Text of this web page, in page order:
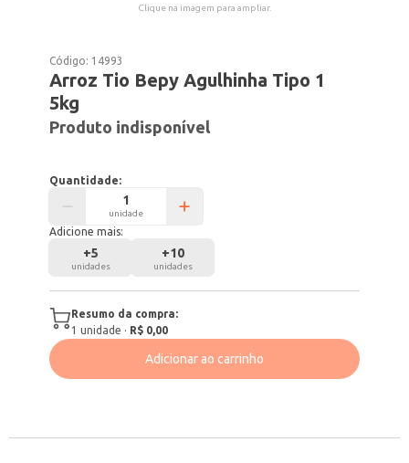
Clique na imagem para ampliar.
Código: 14993
Arroz Tio Bepy Agulhinha Tipo 1
5kg
Produto indisponível
Quantidade:
unidade
Adicione mais:
+5
unidades
+10
unidades
Resumo da compra:
1 unidade · R$ 0,00
Adicionar ao carrinho